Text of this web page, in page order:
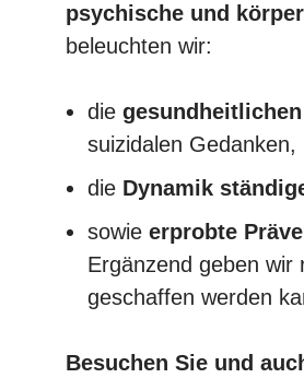
psychische und
beleuchten wir:
die
suizidalen Gedanken,
die Dynamik
sowieerprobte
Ergänzend geben wir
geschaffen werden
Besuchen Sie und